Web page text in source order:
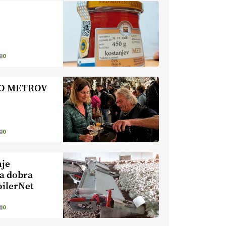
Varnost na kmetiji naj
bo vedno na prvem mestu.
https://t.co/RcsFHlxERk
#traktor #varnost #kmetijstvo
https://t.co/L4Er80AtXS
22.07.2026
[EKOloško = LOGIČNO ]
Za
uspešno ohranjanje travišč sta
ključna kmetijstvo
in predvsem
reja travojedih živali
. VEČ
https://t.co/YvDmY3UNng @EUAgri
#IMCAP #CAP
21.07.2026
[EKOloško = LOGIČNO
]
Pet-nat je vse bolj priljubljeno
naravno peneče vino, tudi v
Sloveniji.
VEČ
0
METROV
0
dobra
0